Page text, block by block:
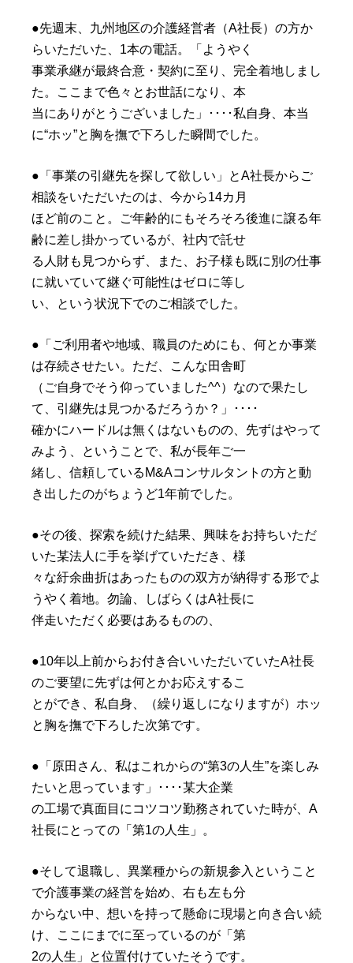
●先週末、九州地区の介護経営者（A社長）の方か
らいただいた、1本の電話。「ようやく
事業承継が最終合意・契約に至り、完全着地しまし
た。ここまで色々とお世話になり、本
当にありがとうございました」････私自身、本当
に“ホッ”と胸を撫で下ろした瞬間でした。
●「事業の引継先を探して欲しい」とA社長からご
相談をいただいたのは、今から14カ月
ほど前のこと。ご年齢的にもそろそろ後進に譲る年
齢に差し掛かっているが、社内で託せ
る人財も見つからず、また、お子様も既に別の仕事
に就いていて継ぐ可能性はゼロに等し
い、という状況下でのご相談でした。
●「ご利用者や地域、職員のためにも、何とか事業
は存続させたい。ただ、こんな田舎町
（ご自身でそう仰っていました^^）なので果たし
て、引継先は見つかるだろうか？」････
確かにハードルは無くはないものの、先ずはやって
みよう、ということで、私が長年ご一
緒し、信頼しているM&Aコンサルタントの方と動
き出したのがちょうど1年前でした。
●その後、探索を続けた結果、興味をお持ちいただ
いた某法人に手を挙げていただき、様
々な紆余曲折はあったものの双方が納得する形でよ
うやく着地。勿論、しばらくはA社長に
伴走いただく必要はあるものの、
●10年以上前からお付き合いいただいていたA社長
のご要望に先ずは何とかお応えするこ
とができ、私自身、（繰り返しになりますが）ホッ
と胸を撫で下ろした次第です。
●「原田さん、私はこれからの“第3の人生”を楽しみ
たいと思っています」････某大企業
の工場で真面目にコツコツ勤務されていた時が、A
社長にとっての「第1の人生」。
●そして退職し、異業種からの新規参入ということ
で介護事業の経営を始め、右も左も分
からない中、想いを持って懸命に現場と向き合い続
け、ここにまでに至っているのが「第
2の人生」と位置付けていたそうです。